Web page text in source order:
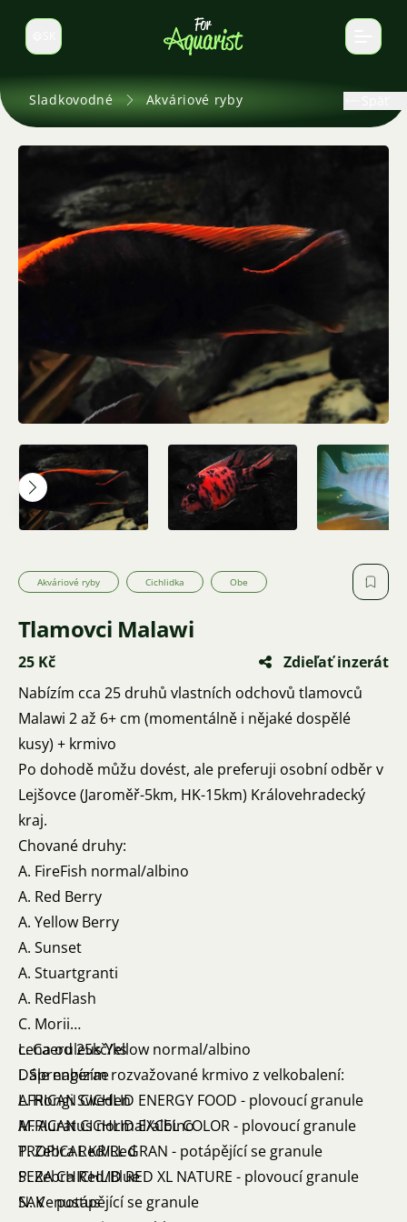
Prepnúť jazyk
Sladkovodné Akváriové ryby
Akváriové ryby Cichlidka Obe
Tlamovci Malawi
25 Kč
Zdieľať inzerát
Nabízím cca 25 druhů vlastních odchovů tlamovců
Malawi 2 až 6+ cm (momentálně i nějaké dospělé
kusy) + krmivo
Po dohodě můžu dovést, ale preferuji osobní odběr v
Lejšovce (Jaroměř-5km, HK-15km) Královehradecký
kraj.
Chované druhy:
A. FireFish normal/albino
A. Red Berry
A. Yellow Berry
A. Sunset
A. Stuartgranti
A. RedFlash
C. Morii
L. Caeruleus Yellow normal/albino
I. Sprengerae
L. Hongi Sweden
M. Auratus normal/albino
P. Zebra Red/Red
P. Zebra Red/Blue
N. Venustus
cena od 25kč/ks
Dále nabízím rozvažované krmivo z velkobalení:
AFRICAN CICHLID ENERGY FOOD - plovoucí granule
AFRICAN CICHLID EXCEL COLOR - plovoucí granule
TROPICAL KRILL GRAN - potápějící se granule
SERA CHICHLID RED XL NATURE - plovoucí granule
SAK - potápějící se granule